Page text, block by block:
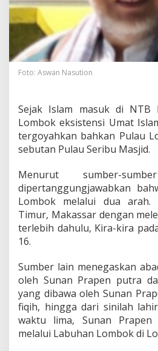
Foto: Aswan Nasution
Sejak Islam masuk di NTB
Lombok eksistensi Umat
tergoyahkan bahkan Pulau
sebutan Pulau Seribu Masjid.
Menurut sumber-
dipertanggungjawabkan
Lombok melalui dua arah.
Timur, Makassar dengan
terlebih dahulu, Kira-kira
16.
Sumber lain menegaskan
oleh Sunan Prapen putra
yang dibawa oleh Sunan
fiqih, hingga dari sinilah
waktu lima, Sunan
melalui Labuhan Lombok di